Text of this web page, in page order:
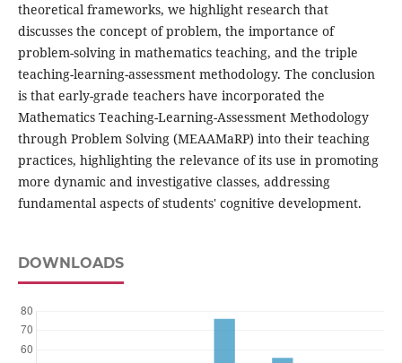
theoretical frameworks, we highlight research that
discusses the concept of problem, the importance of
problem-solving in mathematics teaching, and the triple
teaching-learning-assessment methodology. The conclusion
is that early-grade teachers have incorporated the
Mathematics Teaching-Learning-Assessment Methodology
through Problem Solving (MEAAMaRP) into their teaching
practices, highlighting the relevance of its use in promoting
more dynamic and investigative classes, addressing
fundamental aspects of students' cognitive development.
DOWNLOADS